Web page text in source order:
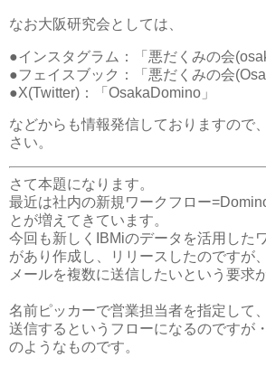
なお大阪研究会としては、
●インスタグラム：「悪だくみの会
●フェイスブック：「悪だくみの会
●X(Twitter)：「OsakaDomino」
などからも情報発信しておりますので
さい。
さて本題になります。
最近は社内の新規ワークフロー
とが増えてきています。
今回も新しくIBMiのデータを活用した
があり作成し、リリースしたのですが
メールを複数に送信したいという要求
名前ピッカーで営業担当者を指定して
送信するというフローになるのですが
のようなものです。